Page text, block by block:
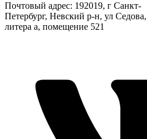
Почтовый адрес: 192019, г Санкт-
Петербург, Невский р-н, ул Седова,
литера а, помещение 521